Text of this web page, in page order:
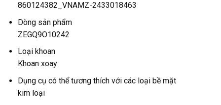
860124382_VNAMZ-2433018463
Dòng sản phẩm
ZEGQ9O10242
Loại khoan
Khoan xoay
Dụng cụ có thể tương thích với các loại bề mặt
kim loại